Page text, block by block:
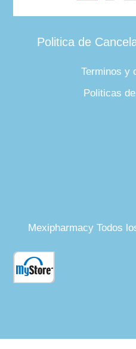
Politica de
Terminos y
Politicas
Mexipharmacy Todos